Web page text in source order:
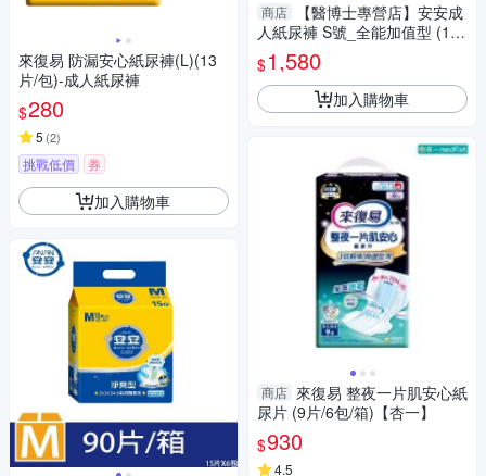
來復易 防漏安心紙尿褲(L)(13
片/包)-成人紙尿褲
$280
5 (2)
挑戰低價 券
加入購物車
商店
【醫博士專營店】安安成
人紙尿褲 S號_全能加值型 (18
片*6包)
$1,580
加入購物車
商店 來復易 整夜一片肌安心紙
尿片 (9片/6包/箱)【杏一】
$930
4.5